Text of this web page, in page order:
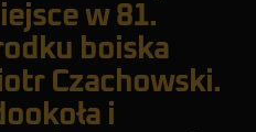
w 81.
boiska
Czachowski.
i